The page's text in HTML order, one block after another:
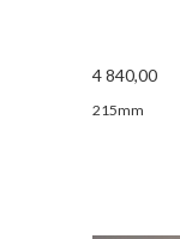
4 840,00
215mm